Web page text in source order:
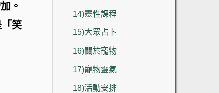
。
笑
14)靈性課程
15)大眾占卜
16)關於寵物
17)寵物靈氣
18)活動安排